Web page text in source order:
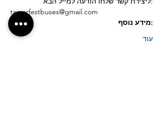
tamarfestbuses@gmail.com
:מידע נוסף
עוד